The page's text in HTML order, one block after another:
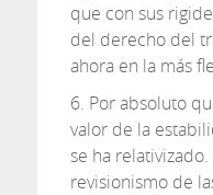
que con sus
del derecho del
ahora en la más
6. Por absoluto
valor de la
se ha
revisionismo de